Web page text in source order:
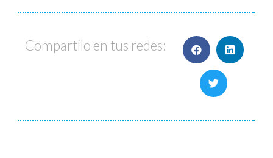
Compartilo en tus redes: